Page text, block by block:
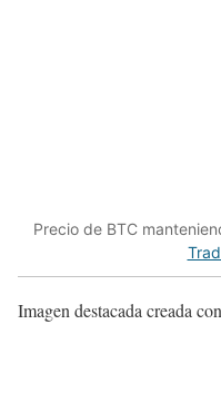
Precio de BTC
Imagen destacada creada